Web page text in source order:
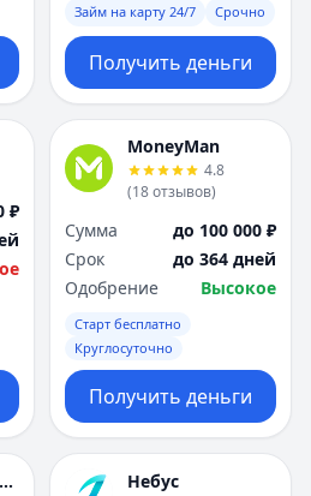
Займ на карту 24/7 Срочно
Получить деньги
₽
MoneyMan
4.8
(18отзывов)
Сумма
до 100 000 ₽
Срок
до 364 дней
Одобрение
Высокое
Старт бесплатно
Круглосуточно
Получить деньги
Целевые финансы Небус